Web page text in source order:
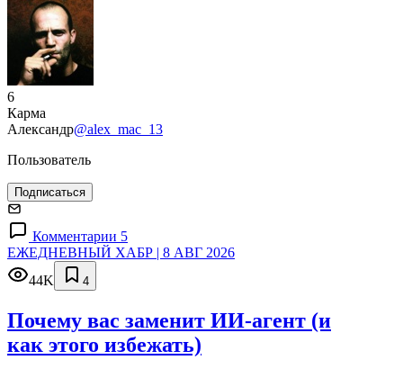
6
Карма
Александр@alex_mac_13
Пользователь
Подписаться
Комментарии 5
ЕЖЕДНЕВНЫЙ ХАБР | 8 АВГ 2026
44K
4
Почему вас заменит ИИ‑агент (и
как этого избежать)